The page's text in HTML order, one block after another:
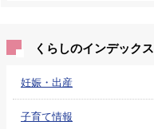
くらしのインデックス
妊娠・出産
子育て情報